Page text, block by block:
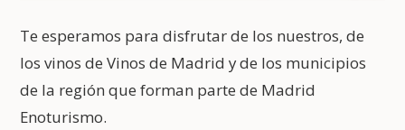
Te esperamos para disfrutar de los nuestros, de
los vinos de Vinos de Madrid y de los municipios
de la región que forman parte de Madrid
Enoturismo.